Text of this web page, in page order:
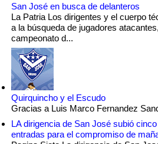
San José en busca de delanteros
La Patria Los dirigentes y el cuerpo
a la búsqueda de jugadores
campeonato d...
Quirquincho y el Escudo
Gracias a Luis Marco Fernandez
LA dirigencia de San José subió
entradas para el compromiso de